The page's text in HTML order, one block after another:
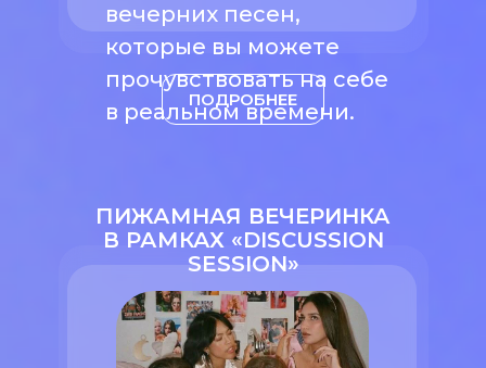
вечерних песен,
которые вы можете
прочувствовать на себе
в реальном времени.
ПОДРОБНЕЕ
ПИЖАМНАЯ ВЕЧЕРИНКА
В РАМКАХ «DISCUSSION
SESSION»